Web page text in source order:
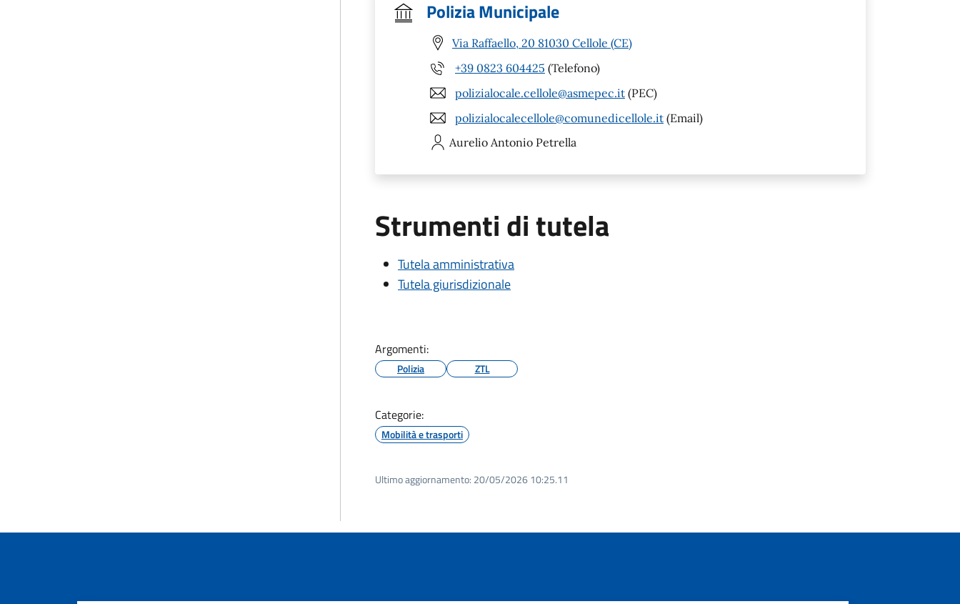
Polizia Municipale
Via Raffaello, 20 81030 Cellole (CE)
+39 0823 604425 (Telefono)
polizialocale.cellole@asmepec.it (PEC)
polizialocalecellole@comunedicellole.it (Email)
Aurelio Antonio Petrella
Strumenti di tutela
Tutela amministrativa
Tutela giurisdizionale
Argomenti:
Polizia ZTL
Categorie:
Mobilità e trasporti
Ultimo aggiornamento: 20/05/2026 10:25.11